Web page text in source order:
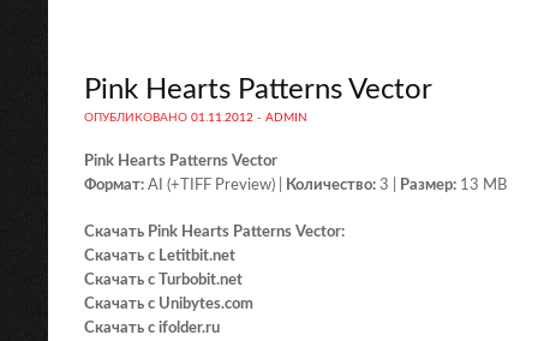
Pink Hearts Patterns Vector
ОПУБЛИКОВАНО 01.11.2012 - ADMIN
Pink Hearts Patterns Vector
Формат: AI (+TIFF Preview) | Количество: 3 | Размер: 13 MB
Скачать Pink Hearts Patterns Vector:
Скачать с Letitbit.net
Скачать с Turbobit.net
Скачать с Unibytes.com
Скачать с ifolder.ru